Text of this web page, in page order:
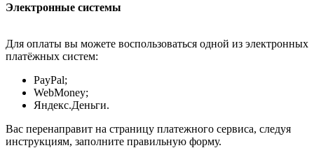
Электронные системы
Для оплаты вы можете воспользоваться одной из электронных
платёжных систем:
PayPal;
WebMoney;
Яндекс.Деньги.
Вас перенаправит на страницу платежного сервиса, следуя
инструкциям, заполните правильную форму.